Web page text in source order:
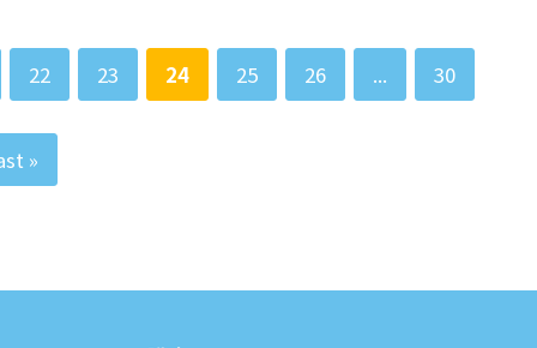
22 23 24 25 26 ... 30
»